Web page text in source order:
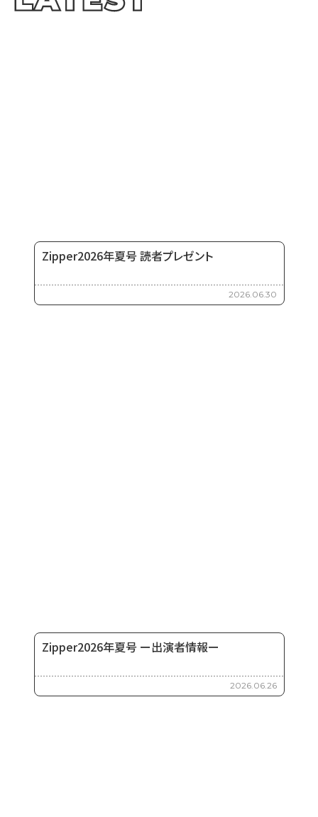
Zipper2026年夏号 読者プレゼント
2026.06.30
Zipper2026年夏号 ー出演者情報ー
2026.06.26